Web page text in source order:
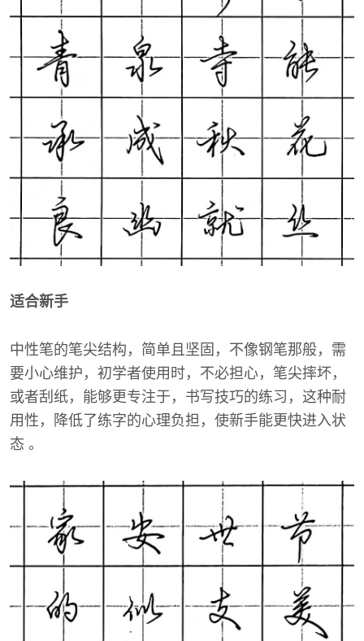
适合新手
中性笔的笔尖结构，简单且坚固，不像钢笔那般，需
要小心维护，初学者使用时，不必担心，笔尖摔坏，
或者刮纸，能够更专注于，书写技巧的练习，这种耐
用性，降低了练字的心理负担，使新手能更快进入状
态 。